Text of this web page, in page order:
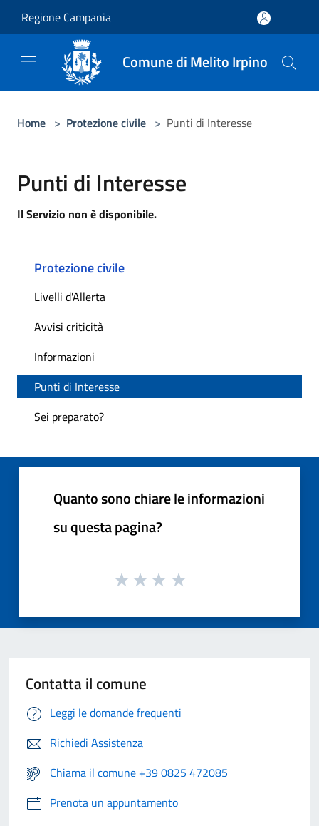
Regione Campania
Comune di Melito Irpino
Home > Protezione civile > Punti di Interesse
Punti di Interesse
Il Servizio non è disponibile.
Protezione civile
Livelli d'Allerta
Avvisi criticità
Informazioni
Punti di Interesse
Sei preparato?
Quanto sono chiare le informazioni
su questa pagina?
Contatta il comune
Leggi le domande frequenti
Richiedi Assistenza
Chiama il comune +39 0825 472085
Prenota un appuntamento